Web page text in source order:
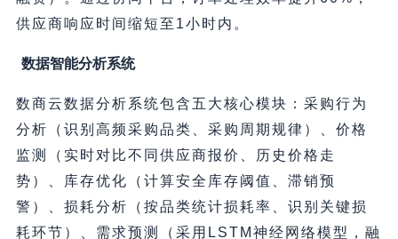
供应商响应时间缩短至1小时内。
数据智能分析系统
数商云数据分析系统包含五大核心模块：采购行为
分析（识别高频采购品类、采购周期规律）、价格
监测（实时对比不同供应商报价、历史价格走
势）、库存优化（计算安全库存阈值、滞销预
警）、损耗分析（按品类统计损耗率、识别关键损
耗环节）、需求预测（采用LSTM神经网络模型，融